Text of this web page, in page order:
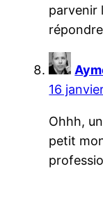
parvenir
16
Ohhh,
petit